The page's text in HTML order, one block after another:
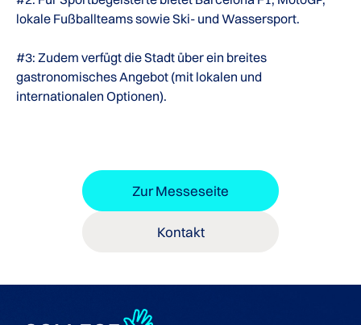
lokale Fußballteams sowie Ski- und Wassersport.
#3: Zudem verfügt die Stadt über ein breites
gastronomisches Angebot (mit lokalen und
internationalen Optionen).
Zur Messeseite
Kontakt